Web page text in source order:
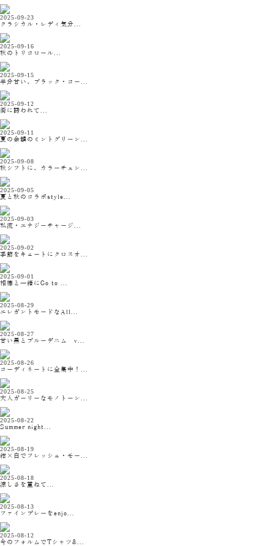
2025-09-23
クラシカル・レディ気分...
2025-09-16
秋のトリコロール...
2025-09-15
半分甘い、ブラック・コー...
2025-09-12
街に誘われて...
2025-09-11
夏の余韻のミントグリーン...
2025-09-08
秋シフトに、カラーチェン...
2025-09-05
夏と秋のコラボstyle...
2025-09-03
私流・エナジーチャージ...
2025-09-02
季節をキュートにクロスオ...
2025-09-01
相棒と一緒にGo to ...
2025-08-29
エレガントモードなAll...
2025-08-27
甘い黒とブルーデニム v...
2025-08-26
コーディネートに全集中！...
2025-08-25
大人ガーリーなモノトーン...
2025-08-22
Summer night...
2025-08-19
紺×白でフレッシュ・モー...
2025-08-18
涼しさを重ねて...
2025-08-13
ファインプレーをenjo...
2025-08-12
今のフォルムでTシャツ&...